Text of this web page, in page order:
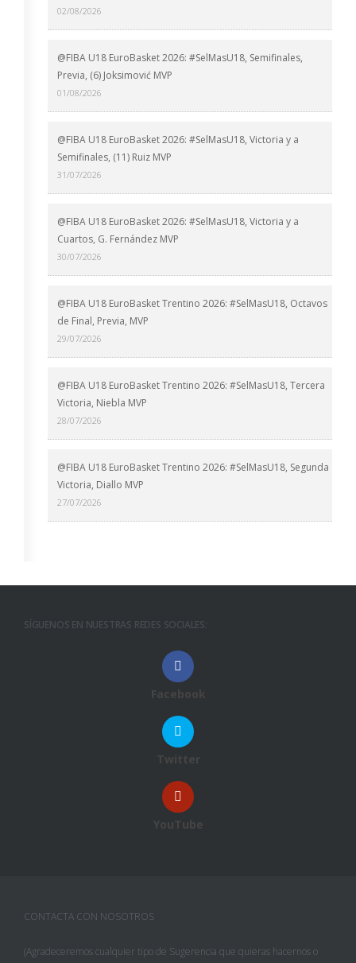
02/08/2026
@FIBA U18 EuroBasket 2026: #SelMasU18, Semifinales,
Previa, (6) Joksimović MVP
01/08/2026
@FIBA U18 EuroBasket 2026: #SelMasU18, Victoria y a
Semifinales, (11) Ruiz MVP
31/07/2026
@FIBA U18 EuroBasket 2026: #SelMasU18, Victoria y a
Cuartos, G. Fernández MVP
30/07/2026
@FIBA U18 EuroBasket Trentino 2026: #SelMasU18, Octavos
de Final, Previa, MVP
29/07/2026
@FIBA U18 EuroBasket Trentino 2026: #SelMasU18, Tercera
Victoria, Niebla MVP
28/07/2026
@FIBA U18 EuroBasket Trentino 2026: #SelMasU18, Segunda
Victoria, Diallo MVP
27/07/2026
SÍGUENOS EN NUESTRAS REDES SOCIALES:
Facebook
Twitter
YouTube
CONTACTA CON NOSOTROS
(Agradeceremos cualquier tipo de Sugerencia que quieras hacernos o